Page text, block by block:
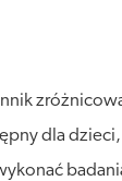
dla